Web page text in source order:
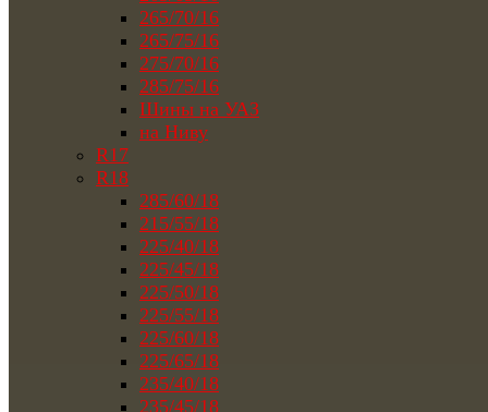
265/70/16
265/75/16
275/70/16
285/75/16
Шины на УАЗ
на Ниву
R17
R18
285/60/18
215/55/18
225/40/18
225/45/18
225/50/18
225/55/18
225/60/18
225/65/18
235/40/18
235/45/18